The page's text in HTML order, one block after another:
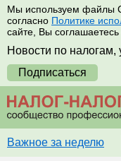
Мы используем файлы
согласно Политике
сайте, Вы
Новости по налогам,
Подписаться
Важное за неделю